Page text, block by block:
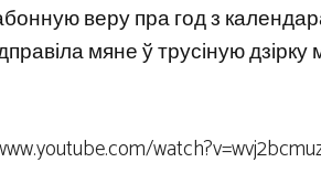
веру пра год з
мяне ў трусіную